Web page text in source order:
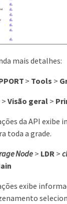
mais detalhes:
> Tools >
> Visão geral>
da API exibe
toda a grade.
Node > LDR >
exibe